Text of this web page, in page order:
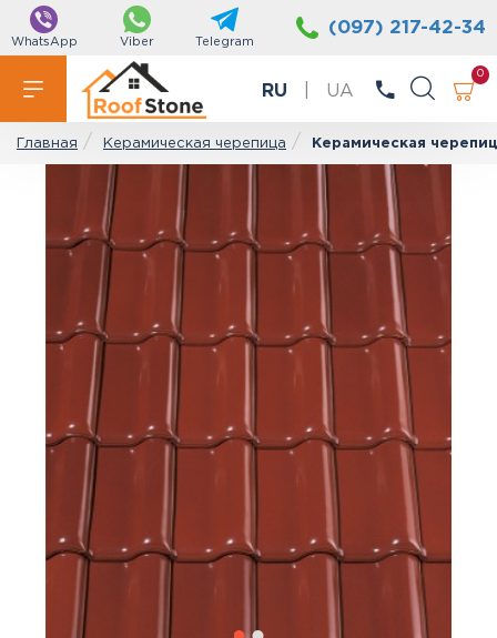
WhatsApp Viber Telegram
(097) 217-42-34
RU UA
0
Главная Керамическая черепица Керамическая